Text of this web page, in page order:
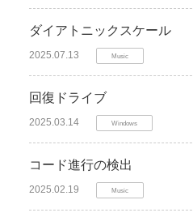
ダイアトニックスケール
2025.07.13 Music
回復ドライブ
2025.03.14 Windows
コード進行の検出
2025.02.19 Music